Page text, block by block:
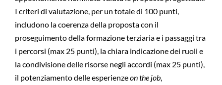
I criteri di valutazione, per un totale di 100 punti,
includono la coerenza della proposta con il
proseguimento della formazione terziaria e i passaggi tra
i percorsi (max 25 punti), la chiara indicazione dei ruoli e
la condivisione delle risorse negli accordi (max 25 punti),
il potenziamento delle esperienzeon the job,